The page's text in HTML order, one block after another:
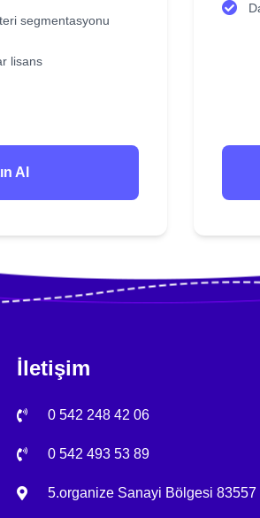
segmentasyonu
lisans
Al
İletişim
0 542 248 42 06
0 542 493 53 89
5.organize Sanayi Bölgesi